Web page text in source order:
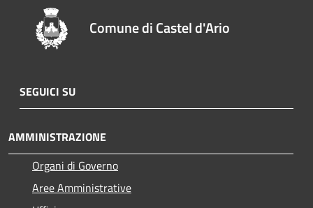
Comune di Castel d'Ario
SEGUICI SU
AMMINISTRAZIONE
Organi di Governo
Aree Amministrative